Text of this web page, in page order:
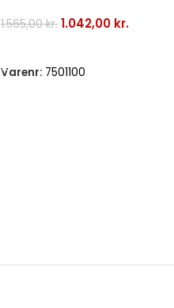
1.565,00kr. 1.042,00 kr.
Varenr: 7501100